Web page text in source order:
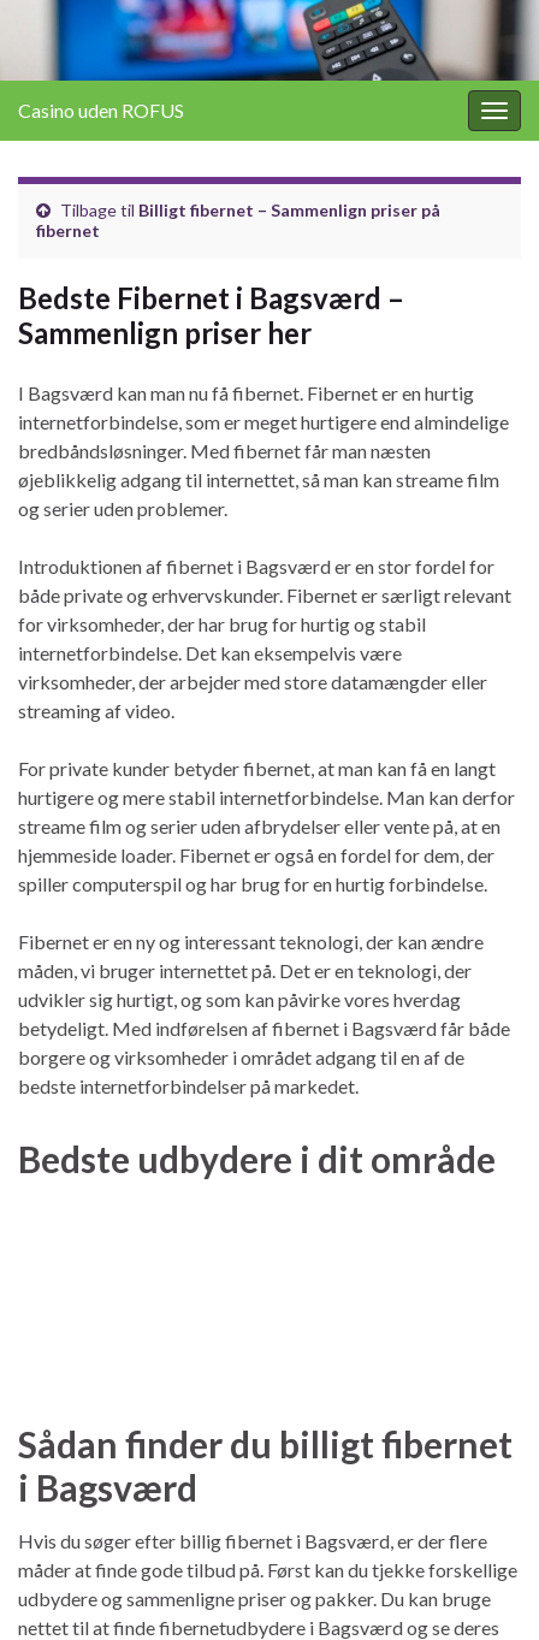
Casino uden ROFUS
Tilbage til Billigt fibernet – Sammenlign priser på
fibernet
Bedste Fibernet i Bagsværd –
Sammenlign priser her
I Bagsværd kan man nu få fibernet. Fibernet er en hurtig
internetforbindelse, som er meget hurtigere end almindelige
bredbåndsløsninger. Med fibernet får man næsten
øjeblikkelig adgang til internettet, så man kan streame film
og serier uden problemer.
Introduktionen af fibernet i Bagsværd er en stor fordel for
både private og erhvervskunder. Fibernet er særligt relevant
for virksomheder, der har brug for hurtig og stabil
internetforbindelse. Det kan eksempelvis være
virksomheder, der arbejder med store datamængder eller
streaming af video.
For private kunder betyder fibernet, at man kan få en langt
hurtigere og mere stabil internetforbindelse. Man kan derfor
streame film og serier uden afbrydelser eller vente på, at en
hjemmeside loader. Fibernet er også en fordel for dem, der
spiller computerspil og har brug for en hurtig forbindelse.
Fibernet er en ny og interessant teknologi, der kan ændre
måden, vi bruger internettet på. Det er en teknologi, der
udvikler sig hurtigt, og som kan påvirke vores hverdag
betydeligt. Med indførelsen af fibernet i Bagsværd får både
borgere og virksomheder i området adgang til en af de
bedste internetforbindelser på markedet.
Bedste udbydere i dit område
Sådan finder du billigt fibernet
i Bagsværd
Hvis du søger efter billig fibernet i Bagsværd, er der flere
måder at finde gode tilbud på. Først kan du tjekke forskellige
udbydere og sammenligne priser og pakker. Du kan bruge
nettet til at finde fibernetudbydere i Bagsværd og se deres